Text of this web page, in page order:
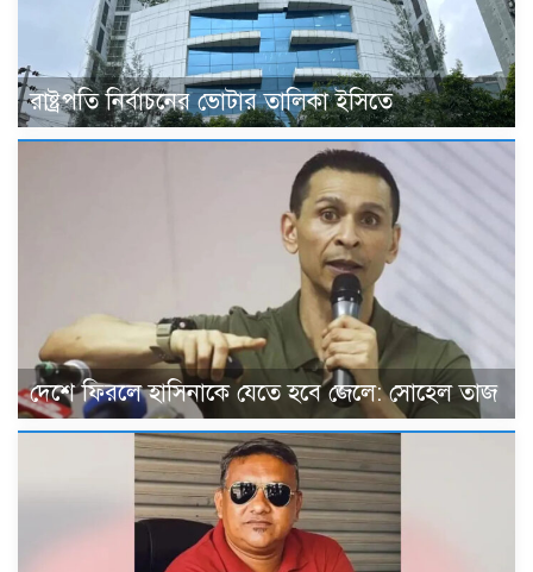
রাষ্ট্রপতি নির্বাচনের ভোটার তালিকা ইসিতে
দেশে ফিরলে হাসিনাকে যেতে হবে জেলে: সোহেল তাজ